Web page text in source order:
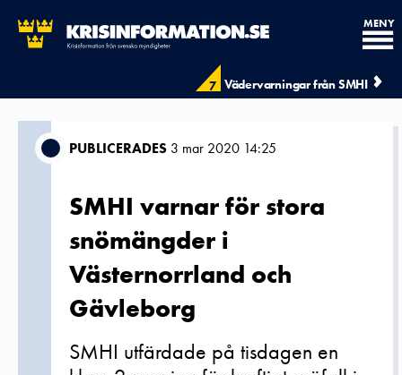
7 Vädervarningar från SMHI
MENY
PUBLICERADES 3 mar 2020 14:25
SMHI varnar för stora
snömängder i
Västernorrland och
Gävleborg
SMHI utfärdade på tisdagen en